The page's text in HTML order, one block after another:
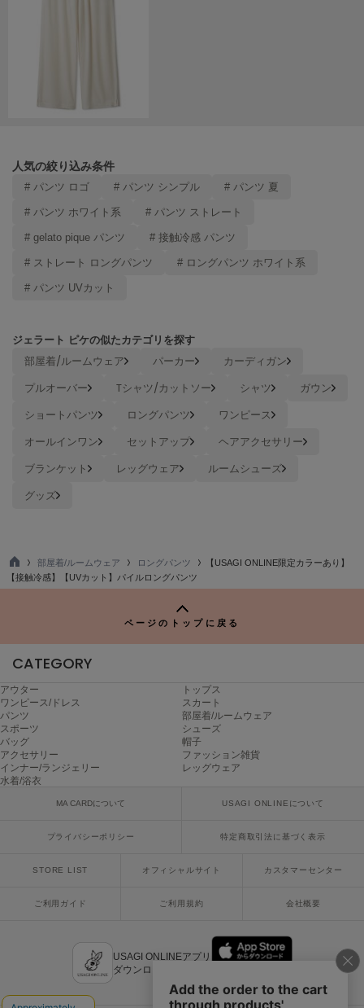
NIKE
ナイキ
ナウンス
ヌル
オン
Onitsuka Tiger
ORGUE
ORR
オル
PATRICK
パトリック
ポローラ
PUMA
プーマ
Reebok
リーボック
サンリオハウス
SESAME STREET MARKET
セサミストリートマーケット
人気の絞り込み条件
# パンツ ロゴ # パンツ シンプル # パンツ 夏
# パンツ ホワイト系 # パンツ ストレート
# gelato pique パンツ # 接触冷感 パンツ
# ストレート ロングパンツ # ロングパンツ ホワイト系
# パンツ UVカット
ジェラート ピケの似たカテゴリを探す
部屋着/ルームウェア パーカー
カーディガン
プルオーバー
Tシャツ/カットソー シャツ
ガウン
ショートパンツ
ロングパンツ
ワンピース
オールインワン
セットアップ
ヘアアクセサリー
ブランケット
レッグウェア
ルームシューズ
グッズ
TO
P
部屋着/ルームウェア ロングパンツ
【USAGI ONLINE限定カラーあり】
【接触冷感】【UVカット】パイルロングパンツ
ページのトップに戻る
CATEGORY
アウター
トップス
ワンピース/ドレス
スカート
パンツ
部屋着/ルームウェア
スポーツ
シューズ
バッグ
帽子
アクセサリー
ファッション雑貨
インナー/ランジェリー
レッグウェア
水着/浴衣
MA CARDについて USAGI ONLINEについて
プライバシーポリシー 特定商取引法に基づく表示
STORE LIST オフィシャルサイト カスタマーセンター
ご利用ガイド ご利用規約 会社概要
USAGI ONLINEアプリ
ダウンロードはこちら